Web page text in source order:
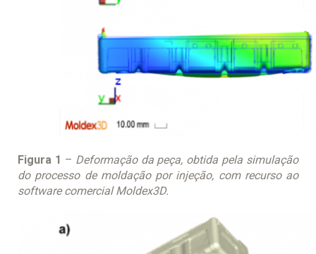
Figura 1 – Deformação da peça, obtida pela simulação
do processo de moldação por injeção, com recurso ao
software comercial Moldex3D.